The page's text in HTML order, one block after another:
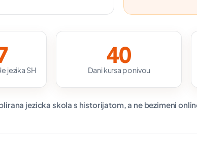
jezika SH
40
Dani kursa po nivou
jezicka skola s historijatom, a ne bezimeni